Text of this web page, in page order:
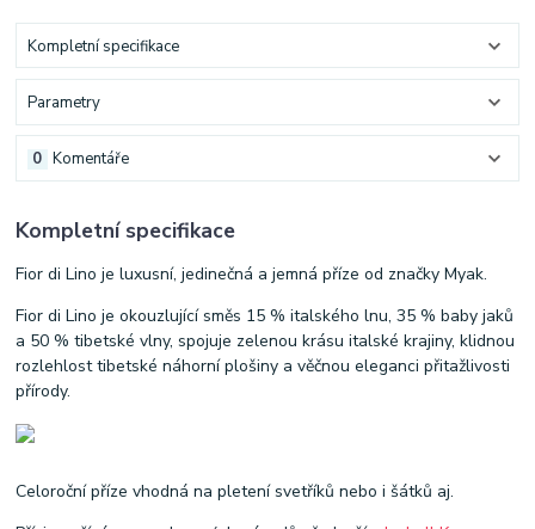
Kompletní specifikace
Parametry
Komentáře
0
Kompletní specifikace
Fior di Lino je luxusní, jedinečná a jemná příze od značky Myak.
Fior di Lino je okouzlující směs 15 % italského lnu, 35 % baby jaků
a 50 % tibetské vlny, spojuje zelenou krásu italské krajiny, klidnou
rozlehlost tibetské náhorní plošiny a věčnou eleganci přitažlivosti
přírody.
Celoroční příze vhodná na pletení svetříků nebo i šátků aj.